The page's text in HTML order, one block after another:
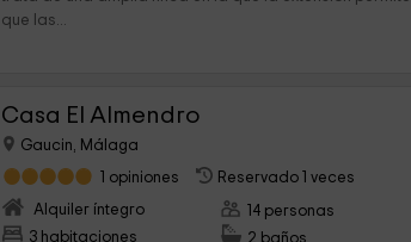
que las...
Casa El Almendro
Gaucin, Málaga
1 opiniones
Reservado 1 veces
Alquiler íntegro
3 habitaciones
14 personas
2 baños